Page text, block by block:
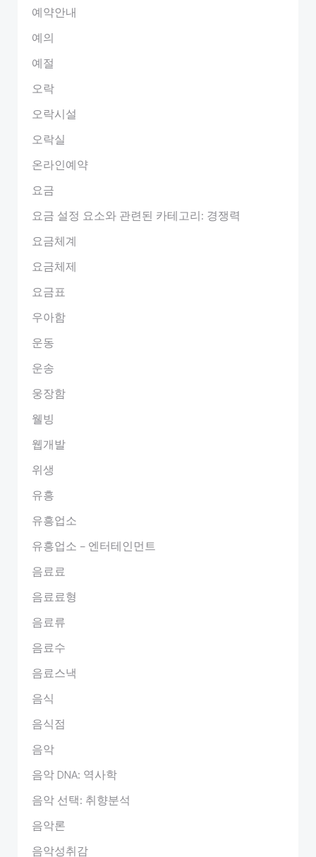
예약안내
예의
예절
오락
오락시설
오락실
온라인예약
요금
요금 설정 요소와 관련된 카테고리: 경쟁력
요금체계
요금체제
요금표
우아함
운동
운송
웅장함
웰빙
웹개발
위생
유흥
유흥업소
유흥업소 – 엔터테인먼트
음료료
음료료형
음료류
음료수
음료스낵
음식
음식점
음악
음악 DNA: 역사학
음악 선택: 취향분석
음악론
음악성취감